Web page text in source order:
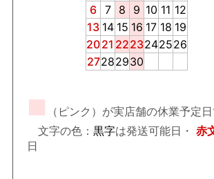
6 7 8 9 10 11 12
13 14 15 16 17 18 19
2021 2223242526
27282930
■
（ピンク）が実店舗の休業予定日
文字の色： 黒字は発送可能日・ 赤
日